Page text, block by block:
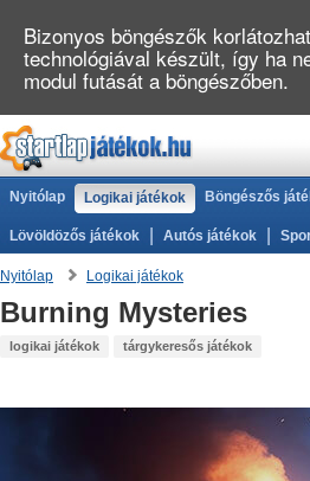
Nyitólap Logikai játékok Böngészős
Lövöldözős játékok Autós játékok
Nyitólap Logikai játékok
Burning Mysteries
logikai játékok tárgykeresős játékok
Bizonyos böngészők
technológiával készült, így ha
modul futását a böngészőben.